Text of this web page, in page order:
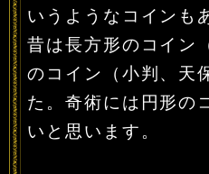
いうようなコインも
昔は長方形のコイン
のコイン（小判、天
た。奇術には円形の
いと思います。